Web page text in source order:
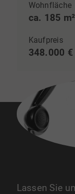
Wohnfläche
ca. 185 m²
Kaufpreis
348.000 €
Lassen Sie